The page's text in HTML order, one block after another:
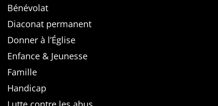
Bénévolat
Diaconat permanent
Donner à l’Église
Enfance & Jeunesse
Famille
Handicap